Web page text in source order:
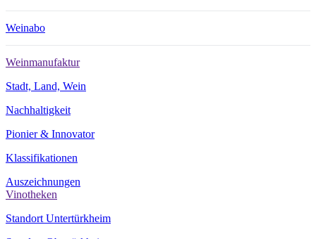
Weinabo
Weinmanufaktur
Stadt, Land, Wein
Nachhaltigkeit
Pionier & Innovator
Klassifikationen
Auszeichnungen
Vinotheken
Standort Untertürkheim